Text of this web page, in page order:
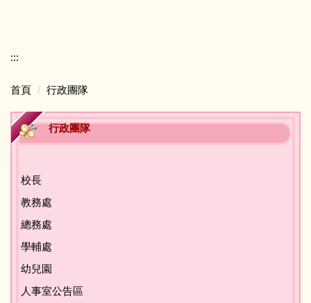
防疫資訊與停課不停學專區
主題宣導專區
政策宣導與相關資源
校園環境教育專區
:::
首頁 行政團隊
行政團隊
校長
教務處
總務處
學輔處
幼兒園
人事室公告區